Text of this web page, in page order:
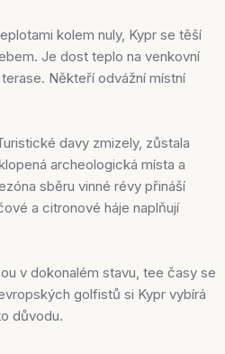
kolem nuly, Kypr se těší
Je dost teplo na venkovní
Někteří odvážní místní
davy zmizely, zůstala
archeologická místa a
sběru vinné révy přináší
a citronové háje naplňují
v dokonalém stavu, tee časy se
golfistů si Kypr vybírá
důvodu.